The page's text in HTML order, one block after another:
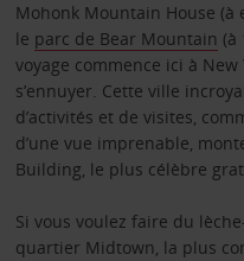
Mohonk Mountain House (à
le parc de Bear Mountain (à
voyage commence ici à
s’ennuyer. Cette ville
d’activités et de visites,
d’une vue imprenable,
Building, le plus célèbre
Si vous voulez faire du
quartier Midtown, la plus